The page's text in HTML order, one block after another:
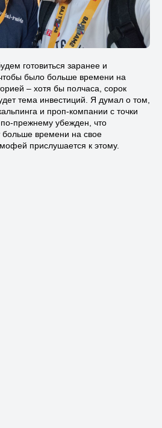
готовиться заранее и
было больше времени на
– хотя бы полчаса, сорок
тема инвестиций. Я думал о том,
и проп-компании с точки
прежнему убежден, что
больше времени на свое
прислушается к этому.